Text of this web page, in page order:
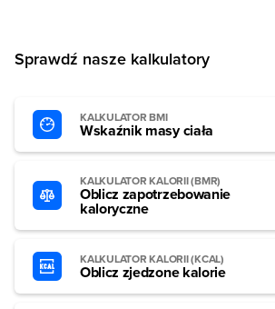
Sprawdź nasze kalkulatory
KALKULATOR BMI
Wskaźnik masy ciała
KALKULATOR KALORII (BMR)
Oblicz zapotrzebowanie
kaloryczne
KALKULATOR KALORII (KCAL)
Oblicz zjedzone kalorie